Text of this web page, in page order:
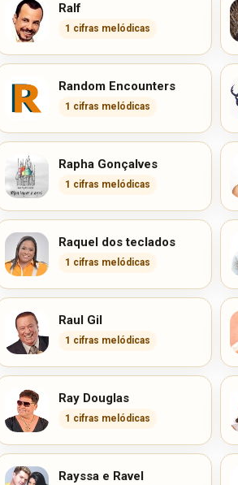
Ralf
1 cifras melódicas
Random Encounters
1 cifras melódicas
Rapha Gonçalves
1 cifras melódicas
Raquel dos teclados
1 cifras melódicas
Raul Gil
1 cifras melódicas
Ray Douglas
1 cifras melódicas
Rayssa e Ravel